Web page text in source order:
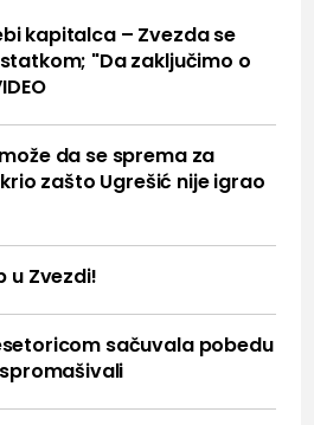
kapitalca – Zvezda se
"Da zaključimo o
da se sprema za
zašto Ugrešić nije igrao
u Zvezdi!
sačuvala pobedu